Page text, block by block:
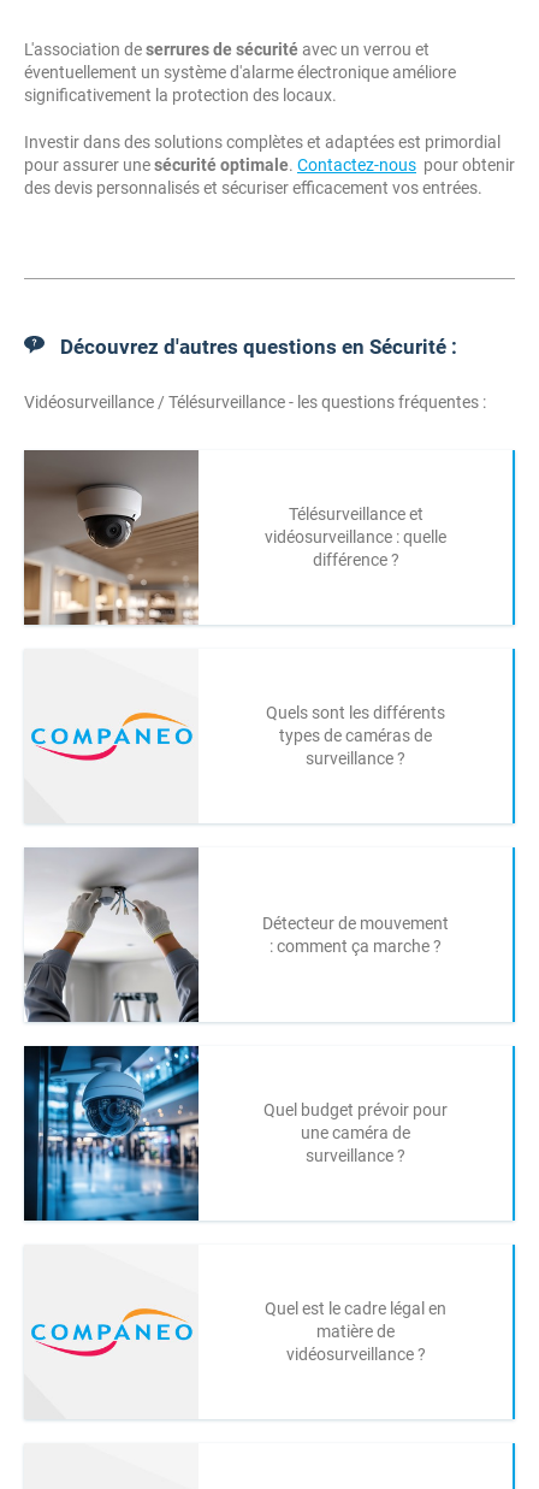
L'association deserrures de sécuritéavec un verrou et
éventuellement un système d'alarme électronique améliore
significativement la protection des locaux.
Investir dans des solutions complètes et adaptées est primordial
pour assurer unesécurité optimale. Contactez-nous pour obtenir
des devis personnalisés et sécuriser efficacement vos entrées.
Découvrez d'autres questions en Sécurité :
Vidéosurveillance / Télésurveillance - les questions fréquentes :
Télésurveillance et
vidéosurveillance : quelle
différence ?
Quels sont les différents
types de caméras de
surveillance ?
Détecteur de mouvement
: comment ça marche ?
Quel budget prévoir pour
une caméra de
surveillance ?
Quel est le cadre légal en
matière de
vidéosurveillance ?